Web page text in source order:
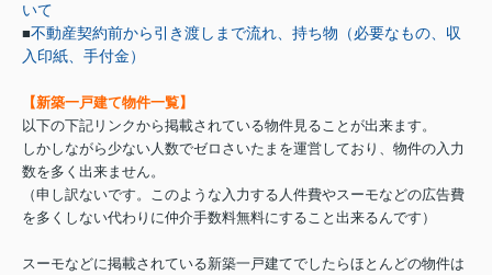
いて
■不動産契約前から引き渡しまで流れ、持ち物（必要なもの、収
入印紙、手付金）
【新築一戸建て物件一覧】
以下の下記リンクから掲載されている物件見ることが出来ます。
しかしながら少ない人数でゼロさいたまを運営しており、物件の入力
数を多く出来ません。
（申し訳ないです。このような入力する人件費やスーモなどの広告費
を多くしない代わりに仲介手数料無料にすること出来るんです）
スーモなどに掲載されている新築一戸建てでしたらほとんどの物件は